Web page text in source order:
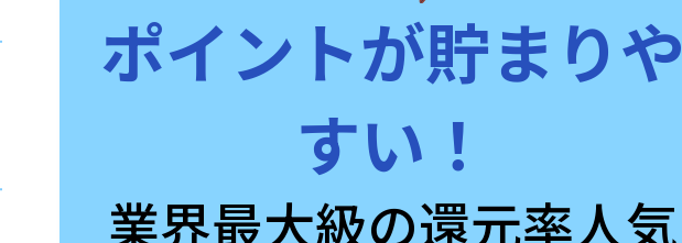
ポイントが貯まりや
すい！
業界最大級の還元率人気